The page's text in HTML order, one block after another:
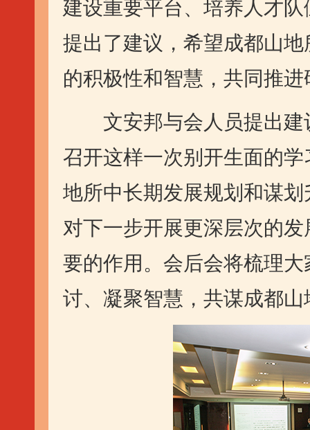
建设重要平台、培养人才
提出了建议，希望成都山
的积极性和智慧，共同推
文安邦与会人员提出建
召开这样一次别开生面的
地所中长期发展规划和谋
对下一步开展更深层次的
要的作用。会后会将梳理
讨、凝聚智慧，共谋成都